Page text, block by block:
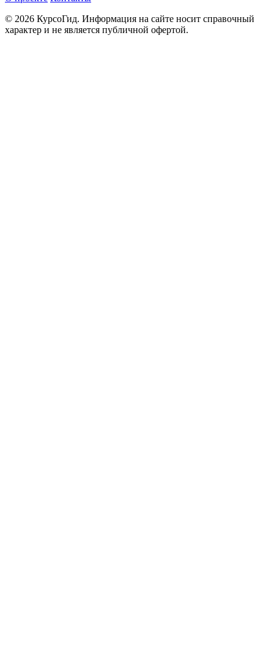
© 2026 КурсоГид. Информация на сайте носит справочный
характер и не является публичной офертой.